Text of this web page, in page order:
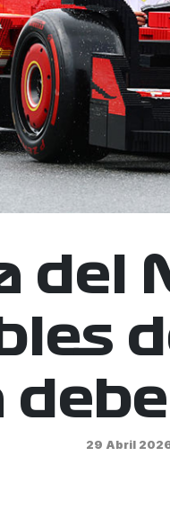
del
29 Abril